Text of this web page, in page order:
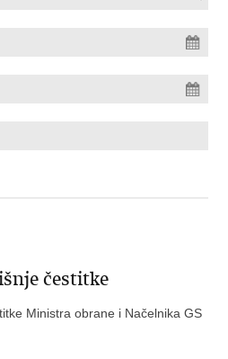
čestitke
Ministra obrane i Načelnika GS